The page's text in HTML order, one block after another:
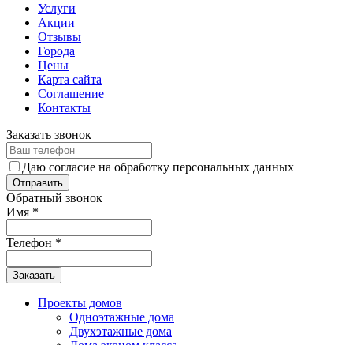
Услуги
Акции
Отзывы
Города
Цены
Карта сайта
Соглашение
Контакты
Заказать звонок
Даю согласие на обработку персональных данных
Обратный звонок
Имя *
Телефон *
Заказать
Проекты домов
Одноэтажные дома
Двухэтажные дома